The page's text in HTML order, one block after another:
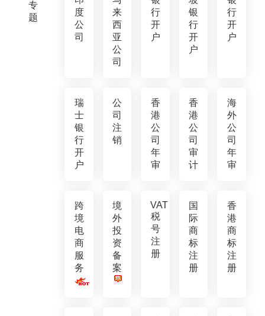
专
题
度
公
司
来
西
亚
公
司
行
开
户
银
行
开
户
行
开
户
瑞
士
银
行
开
户
公
司
注
销
香
港
公
司
年
审
香
港
公
司
审
计
海
外
公
司
年
审
跨
境
电
商
服
务
境
外
投
资
备
案
VAT
税
号
注
册
国
际
商
标
注
册
香
港
商
标
注
册